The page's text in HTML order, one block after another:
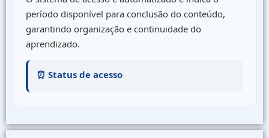
período disponível para conclusão do conteúdo,
garantindo organização e continuidade do
aprendizado.
⏰ Status de acesso